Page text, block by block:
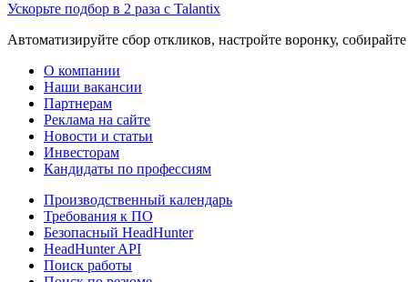
Ускорьте подбор в 2 раза с Talantix
Автоматизируйте сбор откликов, настройте воронку,
О компании
Наши вакансии
Партнерам
Реклама на сайте
Новости и статьи
Инвесторам
Кандидаты по профессиям
Производственный календарь
Требования к ПО
Безопасный HeadHunter
HeadHunter API
Поиск работы